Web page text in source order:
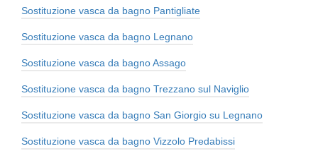
Sostituzione vasca da bagno Pantigliate
Sostituzione vasca da bagno Legnano
Sostituzione vasca da bagno Assago
Sostituzione vasca da bagno Trezzano sul Naviglio
Sostituzione vasca da bagno San Giorgio su Legnano
Sostituzione vasca da bagno Vizzolo Predabissi